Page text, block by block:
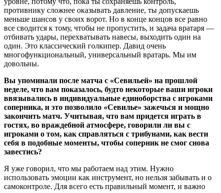
противнику сложнее оказывать давление, ты допускаешь
меньше шансов у своих ворот. Но в конце концов все равно
все сводится к тому, чтобы не пропустить, и задача вратаря —
отбивать удары, перехватывать навесы, выходить один на
один. Это классический голкипер. Давид очень
многофункциональный, универсальный вратарь. Мы им
довольны.
Вы упоминали после матча с «Севильей» на прошлой
неделе, что вам показалось, будто некоторые ваши игроки
ввязывались в индивидуальные единоборства с игроками
соперника, и это позволило «Севилье» зажечься и мощно
закончить матч. Учитывая, что вам придется играть в
гостях, во враждебной атмосфере, говорили ли вы с
игроками о том, как справляться с трибунами, как вести
себя в подобные моменты, чтобы соперник не смог снова
завестись?
Я уже говорил, что мы работаем над этим. Нужно
использовать эмоции как инструмент, но нельзя забывать и о
самоконтроле. Для всего есть правильный момент, и важно